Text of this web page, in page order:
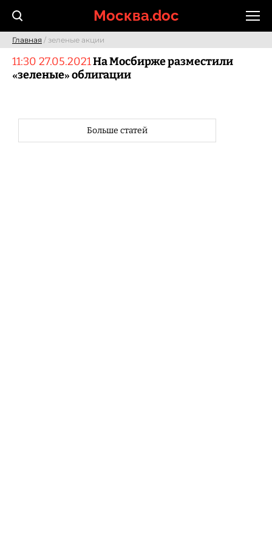
Москва.doc
Главная / зеленые акции
11:30 27.05.2021На Мосбирже разместили
«зеленые» облигации
Больше статей